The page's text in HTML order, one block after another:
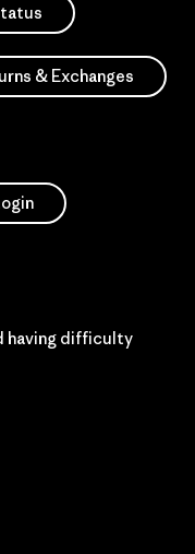
& Exchanges
having difficulty